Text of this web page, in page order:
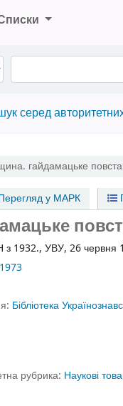
серед
гайдамацьке
у МАРК
1932., УВУ, 26 червня
1973
Бібліотека
рубрика: Наукові